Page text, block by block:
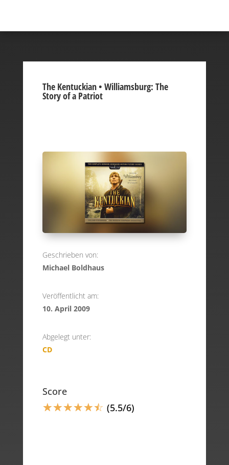
The Kentuckian • Williamsburg: The
Story of a Patriot
Geschrieben von:
Michael Boldhaus
Veröffentlicht am:
10. April 2009
Abgelegt unter:
CD
Score
☆☆☆☆☆☆ (5.5/6)